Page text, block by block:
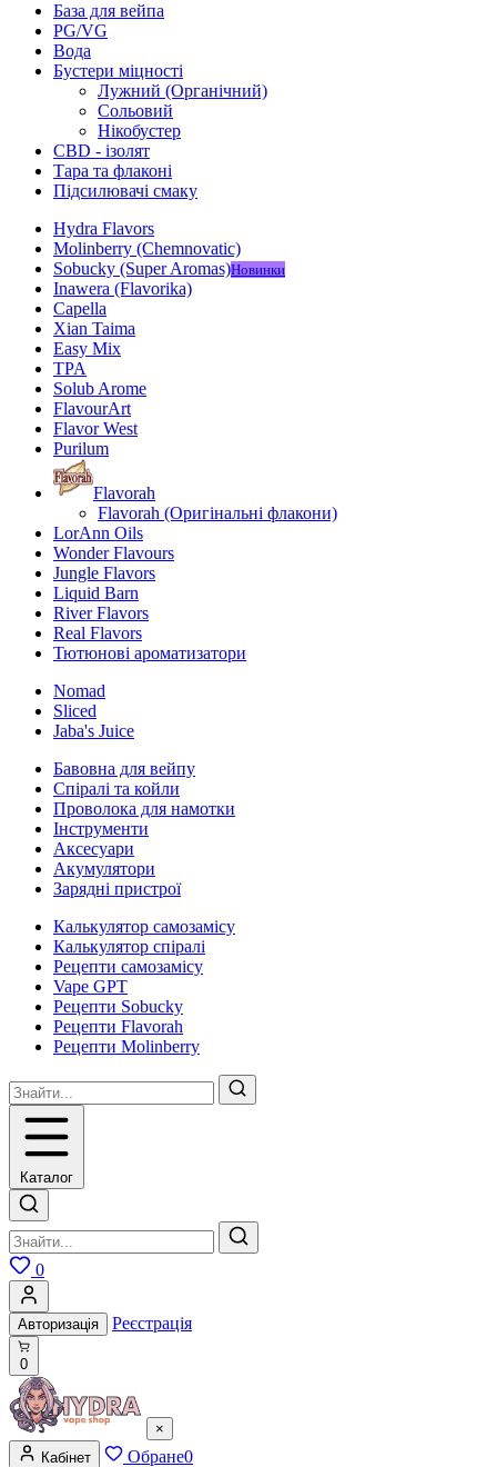
База для вейпа
PG/VG
Вода
Бустери міцності
Лужний (Органічний)
Сольовий
Нікобустер
CBD - ізолят
Тара та флаконі
Підсилювачі смаку
Hydra Flavors
Molinberry (Chemnovatic)
Sobucky (Super Aromas)Новинки
Inawera (Flavorika)
Capella
Xian Taima
Easy Mix
TPA
Solub Arome
FlavourArt
Flavor West
Purilum
Flavorah
Flavorah (Оригінальні флакони)
LorAnn Oils
Wonder Flavours
Jungle Flavors
Liquid Barn
River Flavors
Real Flavors
Тютюнові ароматизатори
Nomad
Sliced
Jaba's Juice
Бавовна для вейпу
Спіралі та койли
Проволока для намотки
Інструменти
Аксесуари
Акумулятори
Зарядні пристрої
Калькулятор самозамісу
Калькулятор спіралі
Рецепти самозамісу
Vape GPT
Рецепти Sobucky
Рецепти Flavorah
Рецепти Molinberry
Каталог
0
Авторизація Реєстрація
0
×
Кабінет
Обране0